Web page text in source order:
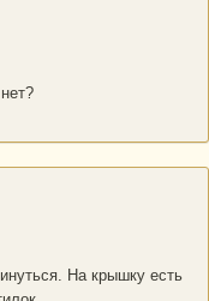
На крышку есть